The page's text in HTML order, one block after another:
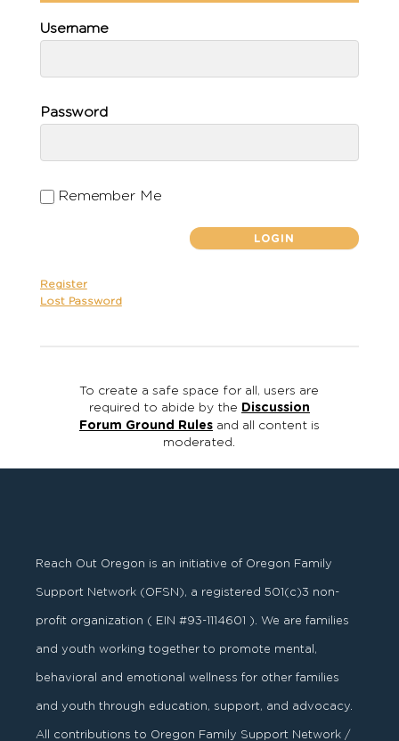
Username
Password
Remember Me
Register
Lost Password
To create a safe space for all, users are
required to abide by the Discussion
Forum Ground Rulesand all content is
moderated.
Reach Out Oregon is an initiative of Oregon Family
Support Network (OFSN), a registered501 (c)3 non-
profit organization ( EIN #93-1114601 ). We are families
and youth working together to promote mental,
behavioral and emotional wellness for other families
and youth through education, support, and advocacy.
All contributions to Oregon Family Support Network /